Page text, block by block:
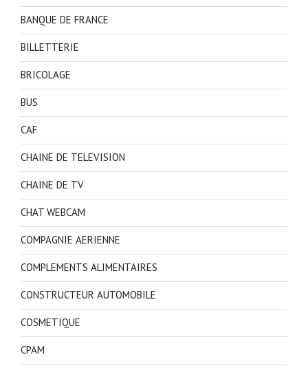
BANQUE DE FRANCE
BILLETTERIE
BRICOLAGE
BUS
CAF
CHAINE DE TELEVISION
CHAINE DE TV
CHAT WEBCAM
COMPAGNIE AERIENNE
COMPLEMENTS ALIMENTAIRES
CONSTRUCTEUR AUTOMOBILE
COSMETIQUE
CPAM